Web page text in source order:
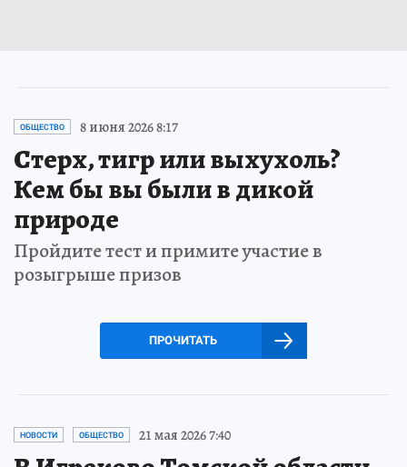
ОБЩЕСТВО 8 июня 2026 8:17
Стерх, тигр или выхухоль?
Кем бы вы были в дикой
природе
Пройдите тест и примите участие в
розыгрыше призов
ПРОЧИТАТЬ
НОВОСТИ ОБЩЕСТВО 21 мая 2026 7:40